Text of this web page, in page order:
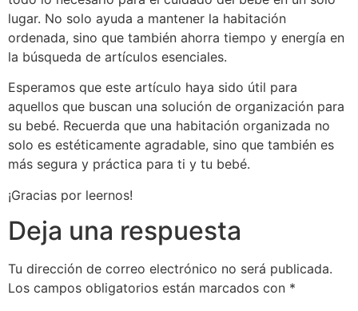
lugar. No solo ayuda a mantener la habitación
ordenada, sino que también ahorra tiempo y energía en
la búsqueda de artículos esenciales.
Esperamos que este artículo haya sido útil para
aquellos que buscan una solución de organización para
su bebé. Recuerda que una habitación organizada no
solo es estéticamente agradable, sino que también es
más segura y práctica para ti y tu bebé.
¡Gracias por leernos!
Deja una respuesta
Tu dirección de correo electrónico no será publicada.
Los campos obligatorios están marcados con *